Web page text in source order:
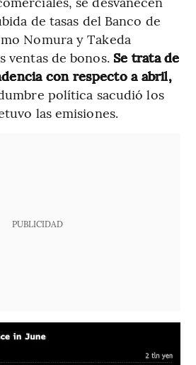
de tasas del Banco de
Nomura y Takeda
ventas de bonos. Se trata de
con respecto a abril,
política sacudió los
las emisiones.
PUBLICIDAD